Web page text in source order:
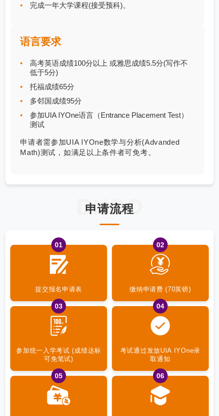
完成一年大学课程(接受预科)。
语言要求
高考英语成绩100分以上 或雅思成绩5.5分(写作不
低于5分)
托福成绩65分
多邻国成绩95分
参加UIA IYOne语言（Entrance Placement Test）
测试
申请者需参加UIA IYOne数学与分析(Advanded
Math)测试，如满足以上条件者可免考。
DHOO
申请流程
01
提交报名申请表
02
缴纳申请费 (70英镑)
03
参加统一入学考试 (成绩达标
可免笔试)
04
考试通过发放UIA IYOne录
取通知
05 06